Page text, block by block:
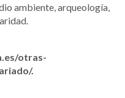
ambiente, arqueología,
otras-
.